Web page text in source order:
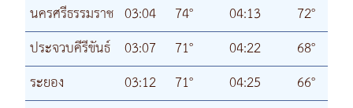
นครศรีธรรมราช 03:04 74° 04:13
72°
ประจวบคีรีขันธ์ 03:07 71° 04:22
68°
ระยอง
03:12 71° 04:25
66°